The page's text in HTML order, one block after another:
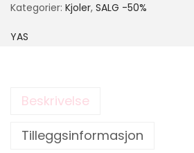
Kategorier: Kjoler, SALG -50%
YAS
Beskrivelse
Tilleggsinformasjon